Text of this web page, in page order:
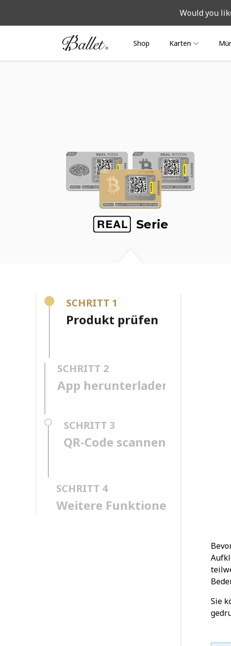
Would you
Shop Karten
Serie
SCHRITT 1
Produkt prüfen
SCHRITT 2
App herunterladen
SCHRITT 3
QR-Code scannen
SCHRITT 4
Weitere Funktionen
Sie